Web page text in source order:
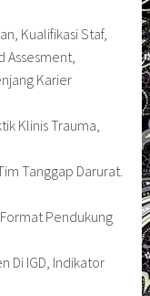
Kualifikasi Staf,
Assesment,
Karier
Klinis Trauma,
Tanggap Darurat.
Pendukung
Di IGD, Indikator